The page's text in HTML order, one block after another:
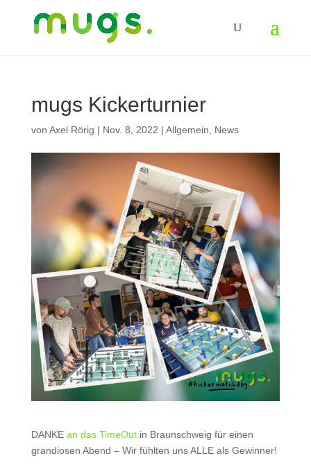
mugs Kickerturnier
von Axel Rörig | Nov. 8, 2022 | Allgemein News
DANKE an das TimeOutin Braunschweig für einen
grandiosen Abend – Wir fühlten uns ALLE als Gewinner!